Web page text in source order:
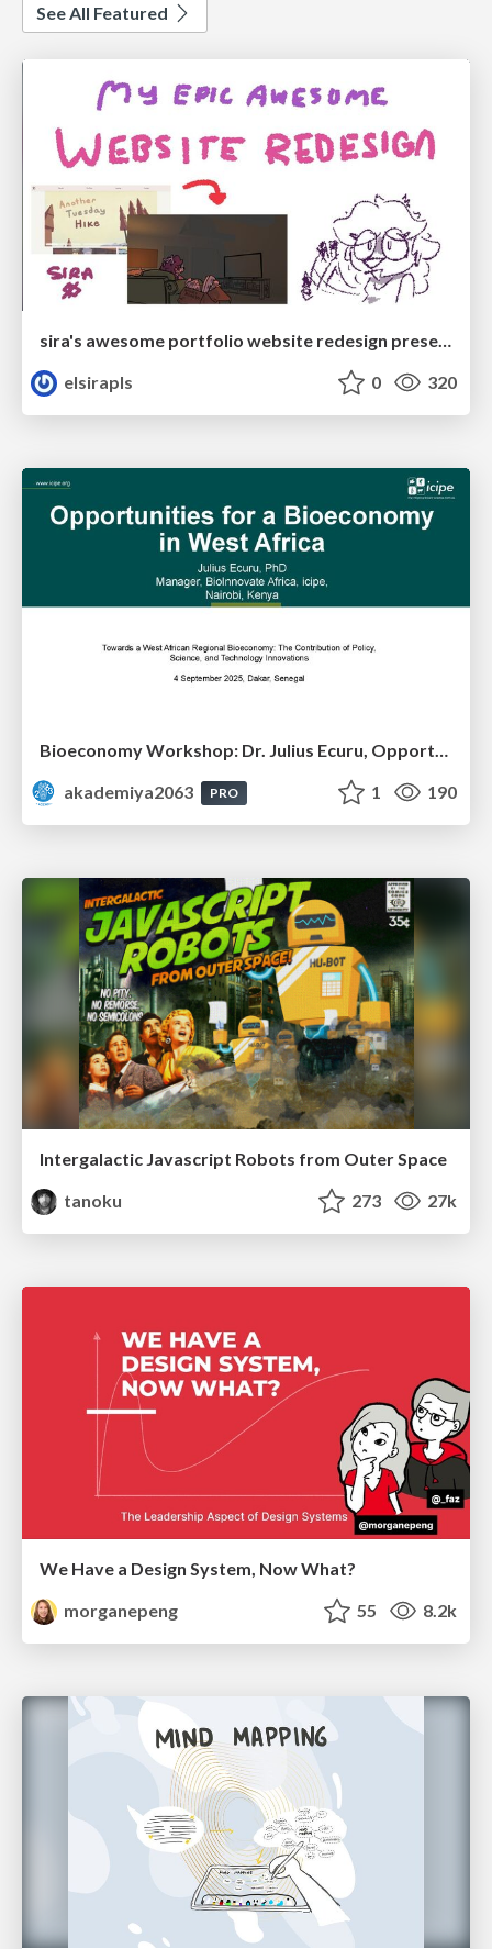
See All Featured
sira's awesome portfolio website redesign presentation
elsirapls
0 320
Bioeconomy Workshop: Dr. Julius Ecuru, Opportunities for a Bioeconomy in West Africa
akademiya2063
PRO 1 190
Intergalactic Javascript Robots from Outer Space
tanoku
273 27k
We Have a Design System, Now What?
morganepeng
55 8.2k